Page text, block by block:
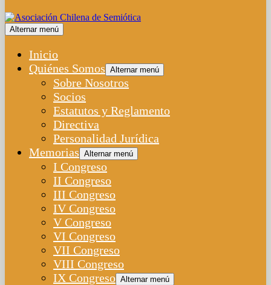
Alternar menú
Inicio
Quiénes Somos Alternar menú
Sobre Nosotros
Socios
Estatutos y Reglamento
Directiva
Personalidad Jurídica
Memorias Alternar menú
I Congreso
II Congreso
III Congreso
IV Congreso
V Congreso
VI Congreso
VII Congreso
VIII Congreso
IX Congreso Alternar menú